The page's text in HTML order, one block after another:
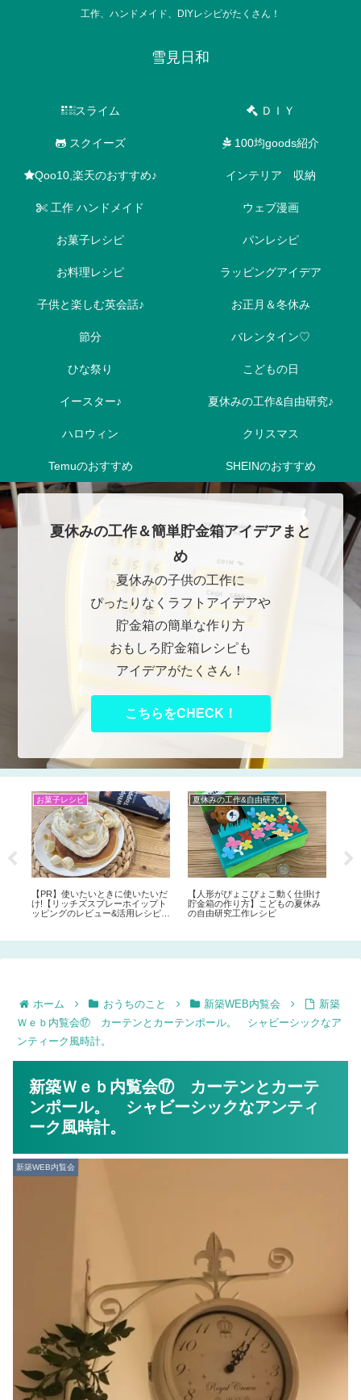
工作、ハンドメイド、DIYレシピがたくさん！
雪見日和
スライム ＤＩＹ
スクイーズ 100均goods紹介
Qoo10,楽天のおすすめ♪ インテリア 収納
工作 ハンドメイド ウェブ漫画
お菓子レシピ パンレシピ
お料理レシピ ラッピングアイデア
子供と楽しむ英会話♪ お正月＆冬休み
節分 バレンタイン♡
ひな祭り こどもの日
イースター♪ 夏休みの工作&自由研究♪
ハロウィン クリスマス
Temuのおすすめ SHEINのおすすめ
夏休みの工作＆簡単貯金箱アイデアまと
め
夏休みの子供の工作に
ぴったりなくラフトアイデアや
貯金箱の簡単な作り方
おもしろ貯金箱レシピも
アイデアがたくさん！
こちらをCHECK！
お菓子レシピ
【PR】使いたいときに使いたいだ
け!【リッチズスプレーホイップト
ッピングのレビュー&活用レシピ】
夏休みの工作&自由研究♪
【人形がぴょこぴょこ動く仕掛け
貯金箱の作り方】こどもの夏休み
の自由研究工作レシピ
ホーム おうちのこと 新築WEB内覧会
新築
Ｗｅｂ内覧会⑰ カーテンとカーテンポール。 シャビーシックなア
ンティーク風時計。
新築Ｗｅｂ内覧会⑰ カーテンとカーテ
ンポール。 シャビーシックなアンティ
ーク風時計。
新築WEB内覧会